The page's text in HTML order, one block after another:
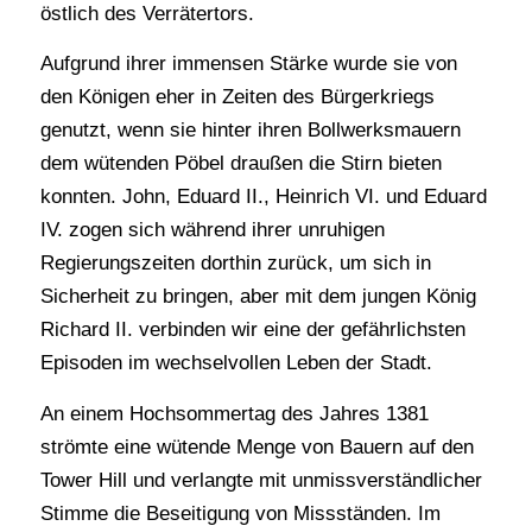
östlich des Verrätertors.
Aufgrund ihrer immensen Stärke wurde sie von
den Königen eher in Zeiten des Bürgerkriegs
genutzt, wenn sie hinter ihren Bollwerksmauern
dem wütenden Pöbel draußen die Stirn bieten
konnten. John, Eduard II., Heinrich VI. und Eduard
IV. zogen sich während ihrer unruhigen
Regierungszeiten dorthin zurück, um sich in
Sicherheit zu bringen, aber mit dem jungen König
Richard II. verbinden wir eine der gefährlichsten
Episoden im wechselvollen Leben der Stadt.
An einem Hochsommertag des Jahres 1381
strömte eine wütende Menge von Bauern auf den
Tower Hill und verlangte mit unmissverständlicher
Stimme die Beseitigung von Missständen. Im